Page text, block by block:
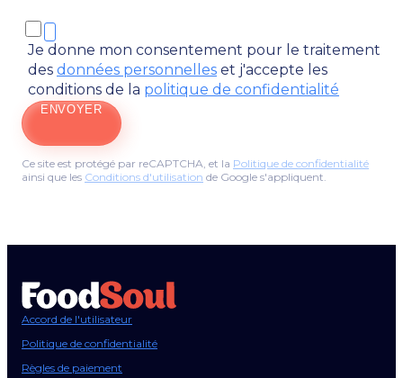
Je donne mon consentement pour le traitement
des données personnelles et j'accepte les
conditions de la politique de confidentialité
ENVOYER
Ce site est protégé par reCAPTCHA, et la Politique de confidentialité
ainsi que les Conditions d'utilisation de Google s'appliquent.
Accord de l'utilisateur
Politique de confidentialité
Règles de paiement